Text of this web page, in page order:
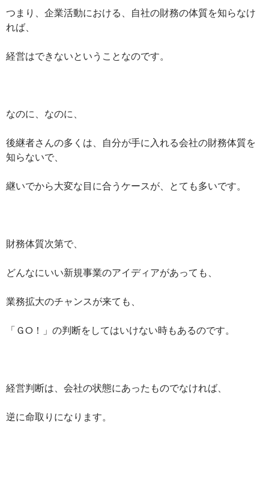
つまり、企業活動における、自社の財務の体質を知らなけ
れば、
経営はできないということなのです。
なのに、なのに、
後継者さんの多くは、自分が手に入れる会社の財務体質を
知らないで、
継いでから大変な目に合うケースが、とても多いです。
財務体質次第で、
どんなにいい新規事業のアイディアがあっても、
業務拡大のチャンスが来ても、
「ＧO！」の判断をしてはいけない時もあるのです。
経営判断は、会社の状態にあったものでなければ、
逆に命取りになります。